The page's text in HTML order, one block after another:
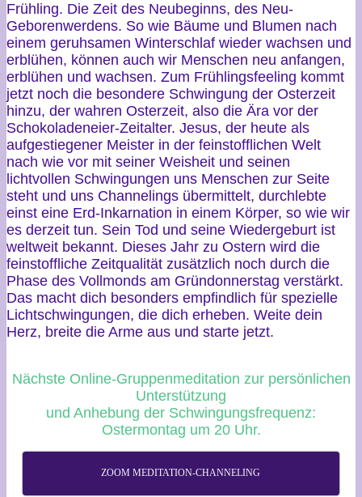
Frühling. Die Zeit des Neubeginns, des Neu-
Geborenwerdens. So wie Bäume und Blumen nach
einem geruhsamen Winterschlaf wieder wachsen und
erblühen, können auch wir Menschen neu anfangen,
erblühen und wachsen. Zum Frühlingsfeeling kommt
jetzt noch die besondere Schwingung der Osterzeit
hinzu, der wahren Osterzeit, also die Ära vor der
Schokoladeneier-Zeitalter. Jesus, der heute als
aufgestiegener Meister in der feinstofflichen Welt
nach wie vor mit seiner Weisheit und seinen
lichtvollen Schwingungen uns Menschen zur Seite
steht und uns Channelings übermittelt, durchlebte
einst eine Erd-Inkarnation in einem Körper, so wie wir
es derzeit tun. Sein Tod und seine Wiedergeburt ist
weltweit bekannt. Dieses Jahr zu Ostern wird die
feinstoffliche Zeitqualität zusätzlich noch durch die
Phase des Vollmonds am Gründonnerstag verstärkt.
Das macht dich besonders empfindlich für spezielle
Lichtschwingungen, die dich erheben. Weite dein
Herz, breite die Arme aus und starte jetzt.
Nächste Online-Gruppenmeditation zur persönlichen
Unterstützung
und Anhebung der Schwingungsfrequenz:
Ostermontag um 20 Uhr.
ZOOM MEDITATION-CHANNELING